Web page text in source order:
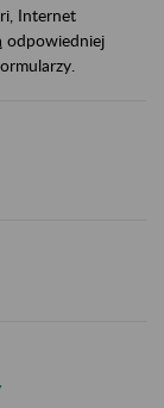
Internet
odpowiedniej